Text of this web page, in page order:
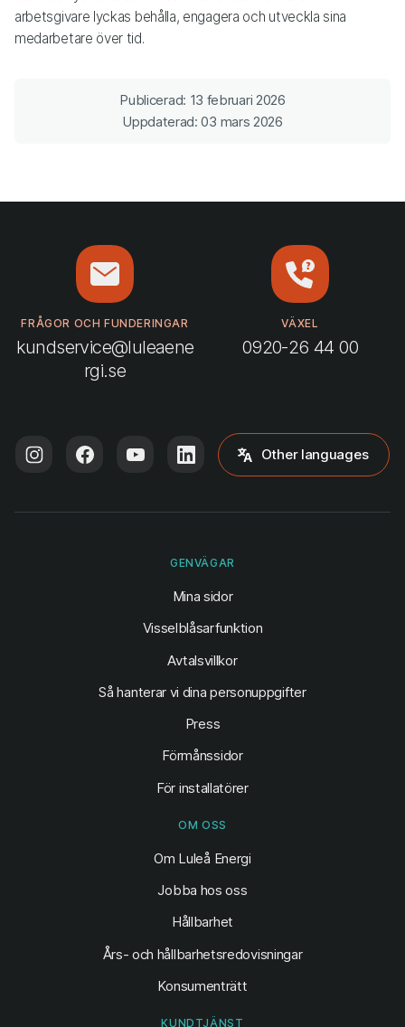
arbetsgivare lyckas behålla, engagera och utveckla sina
medarbetare över tid.
Publicerad: 13 februari 2026
Uppdaterad: 03 mars 2026
FRÅGOR OCH FUNDERINGAR
kundservice@luleaene
rgi.se
VÄXEL
0920-26 44 00
Other languages
GENVÄGAR
Mina sidor(öppnas i ny flik)
Visselblåsarfunktion
Avtalsvillkor
Så hanterar vi dina personuppgifter
Press
Förmånssidor
För installatörer
OM OSS
Om Luleå Energi
Jobba hos oss
Hållbarhet
Års- och hållbarhetsredovisningar
Konsumenträtt
KUNDTJÄNST